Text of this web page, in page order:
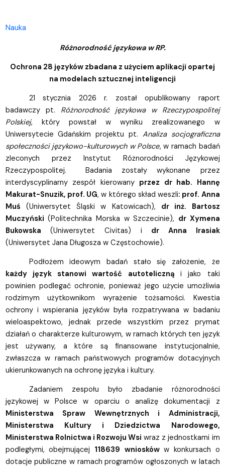
Nauka
Różnorodność językowa w RP.
Ochrona 28 języków zbadana z użyciem aplikacji opartej
na modelach sztucznej inteligencji
21 stycznia 2026 r. został opublikowany raport
badawczy pt. Różnorodność językowa w Rzeczypospolitej
Polskiej, który powstał w wyniku zrealizowanego w
Uniwersytecie Gdańskim projektu pt. Analiza socjograficzna
społeczności językowo-kulturowych w Polsce, w ramach badań
zleconych przez Instytut Różnorodności Językowej
Rzeczypospolitej. Badania zostały wykonane przez
interdyscyplinarny zespół kierowany przez dr hab. Hannę
Makurat-Snuzik, prof. UG, w którego skład weszli: prof. Anna
Muś (Uniwersytet Śląski w Katowicach), dr inż. Bartosz
Muczyński (Politechnika Morska w Szczecinie), dr Xymena
Bukowska (Uniwersytet Civitas) i dr Anna Irasiak
(Uniwersytet Jana Długosza w Częstochowie).
Podłożem ideowym badań stało się założenie, że
każdy język stanowi wartość autoteliczną i jako taki
powinien podlegać ochronie, ponieważ jego użycie umożliwia
rodzimym użytkownikom wyrażenie tożsamości. Kwestia
ochrony i wspierania języków była rozpatrywana w badaniu
wieloaspektowo, jednak przede wszystkim przez prymat
działań o charakterze kulturowym, w ramach których ten język
jest używany, a które są finansowane instytucjonalnie,
zwłaszcza w ramach państwowych programów dotacyjnych
ukierunkowanych na ochronę języka i kultury.
Zadaniem zespołu było zbadanie różnorodności
językowej w Polsce w oparciu o analizę dokumentacji z
Ministerstwa Spraw Wewnętrznych i Administracji,
Ministerstwa Kultury i Dziedzictwa Narodowego,
Ministerstwa Rolnictwa i Rozwoju Wsi wraz z jednostkami im
podległymi, obejmującej 118639 wniosków w konkursach o
dotacje publiczne w ramach programów ogłoszonych w latach